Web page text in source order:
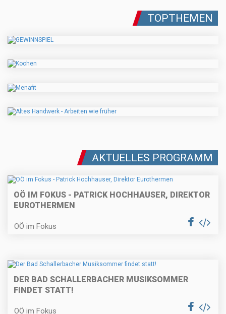
TOPTHEMEN
AKTUELLES PROGRAMM
OÖ IM FOKUS - PATRICK HOCHHAUSER, DIREKTOR
EUROTHERMEN
OÖ im Fokus
DER BAD SCHALLERBACHER MUSIKSOMMER
FINDET STATT!
OÖ im Fokus